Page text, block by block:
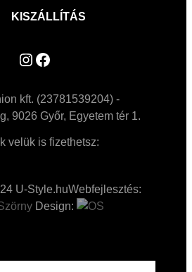
KISZÁLLÍTÁS
Instagram
Facebook
kft. (23781539204) -
9026 Győr, Egyetem tér 1.
velük is fizethetsz:
U-Style.huWebfejlesztés:
Design: